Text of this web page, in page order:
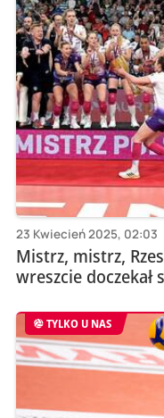
23 Kwiecień 2025, 02:03
Mistrz, mistrz,
wreszcie doczekał
TYLKO U NAS